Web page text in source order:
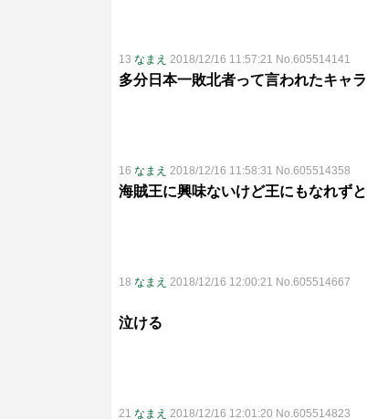
13 なまえ 2018/12/16 11:57:21 No.605514141
多分日本一敗北者って言われたキャラ
16 なまえ 2018/12/16 11:58:31 No.605514358
海賊王に興味ないけど王にもなれず
18 なまえ 2018/12/16 12:00:21 No.605514667
泣ける
21 なまえ 2018/12/16 12:01:20 No.605514823